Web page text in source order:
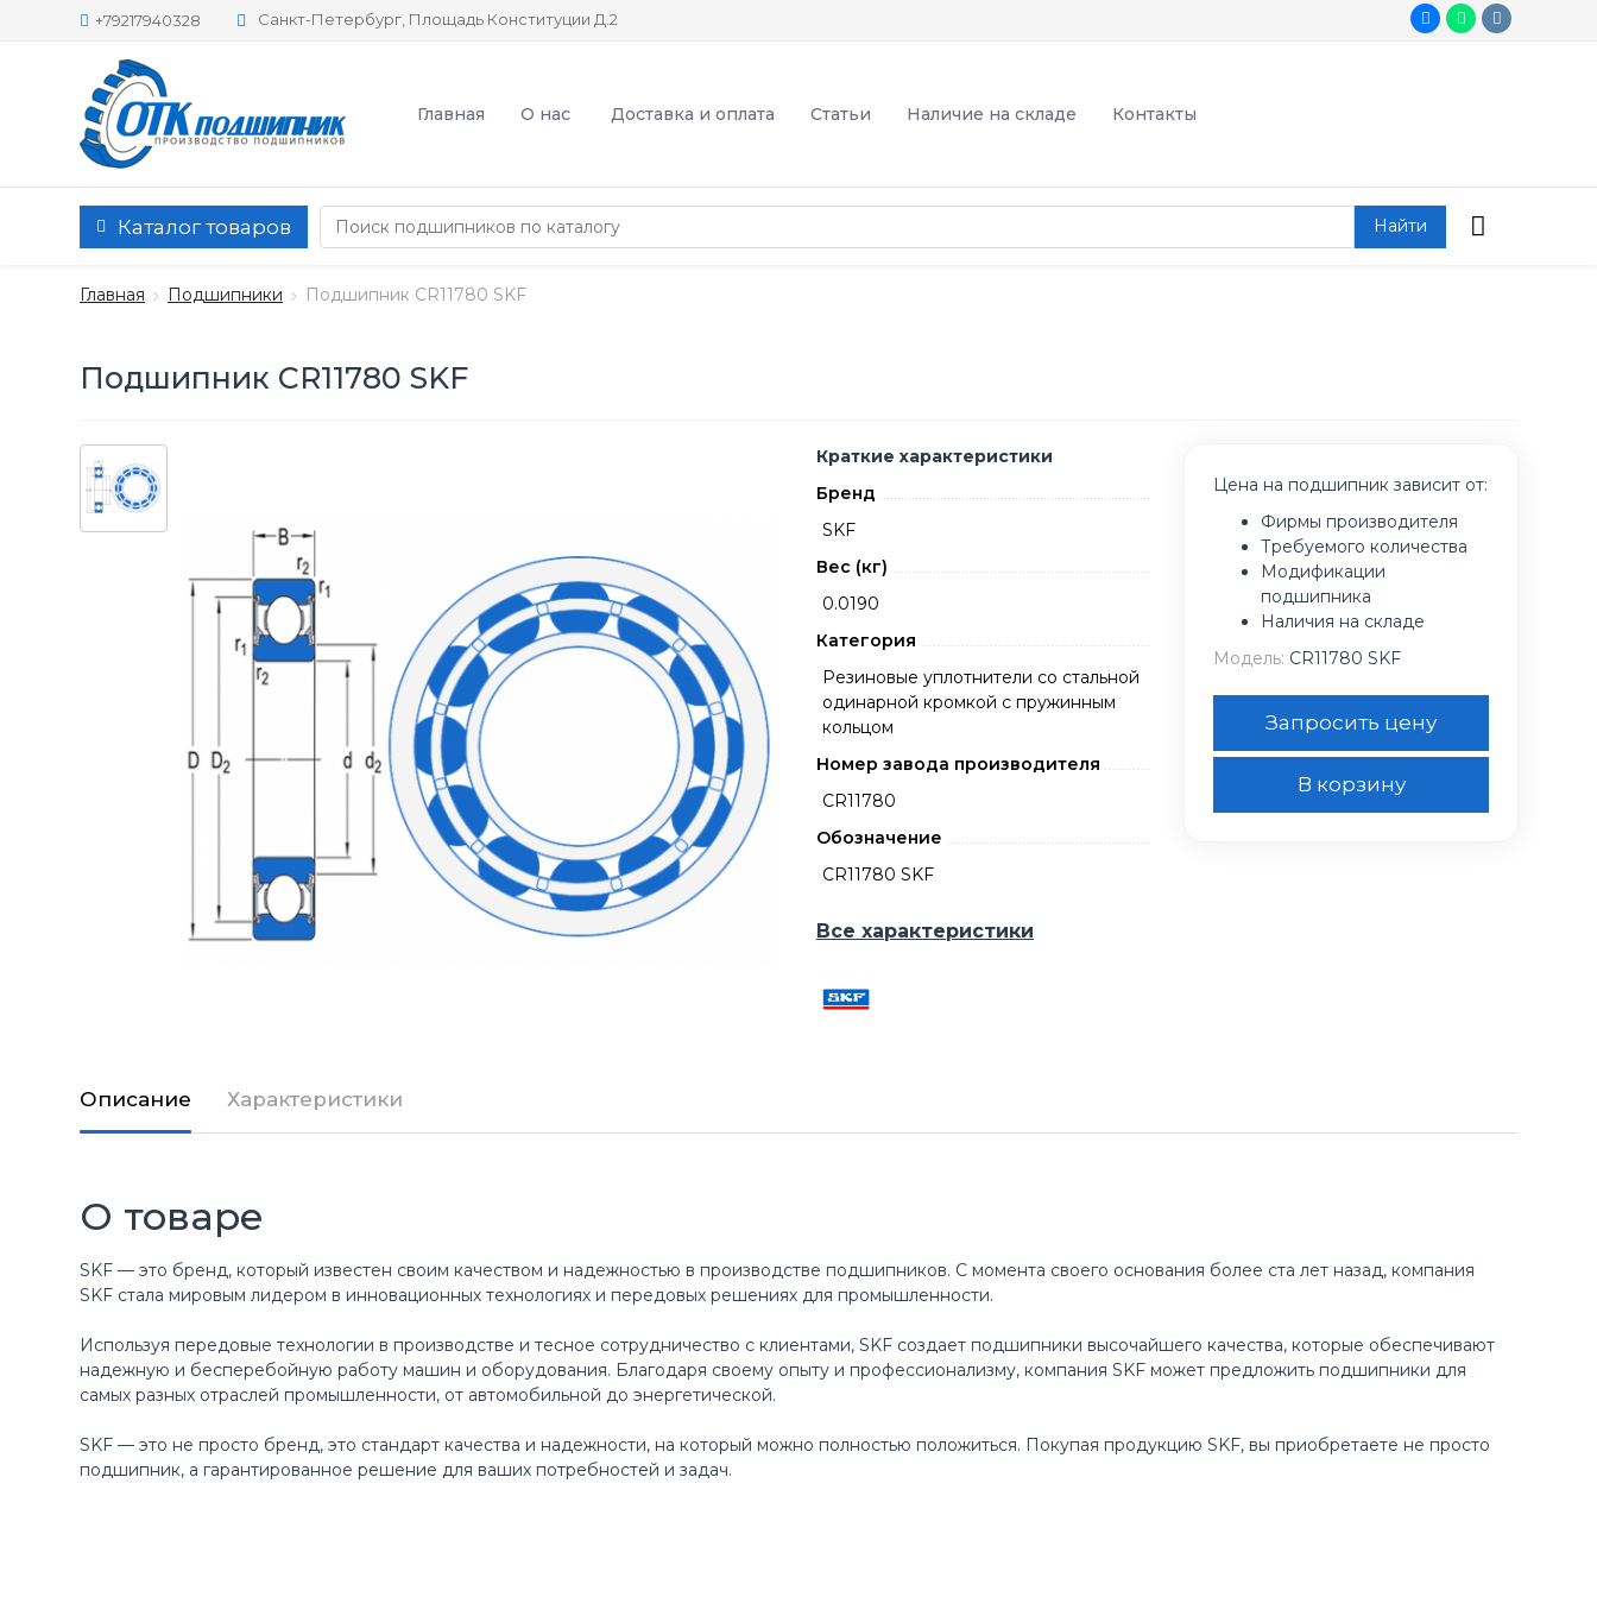
+79217940328 Санкт-Петербург, Площадь Конституции Д.2
Главная О нас Доставка и оплата Статьи Наличие на складе Контакты
Каталог товаров Найти
Главная Подшипники Подшипник CR11780 SKF
Подшипник CR11780 SKF
Краткие характеристики
Бренд
SKF
Вес (кг)
0.0190
Категория
Резиновые уплотнители со стальной
одинарной кромкой с пружинным
кольцом
Номер завода производителя
CR11780
Обозначение
CR11780 SKF
Все характеристики
Цена на подшипник зависит от:
Фирмы производителя
Требуемого количества
Модификации
подшипника
Наличия на складе
Модель: CR11780 SKF
Запросить цену
В корзину
Описание Характеристики
О товаре
SKF — это бренд, который известен своим качеством и надежностью в производстве подшипников. С момента своего основания более ста лет назад, компания
SKF стала мировым лидером в инновационных технологиях и передовых решениях для промышленности.
Используя передовые технологии в производстве и тесное сотрудничество с клиентами, SKF создает подшипники высочайшего качества, которые обеспечивают
надежную и бесперебойную работу машин и оборудования. Благодаря своему опыту и профессионализму, компания SKF может предложить подшипники для
самых разных отраслей промышленности, от автомобильной до энергетической.
SKF — это не просто бренд, это стандарт качества и надежности, на который можно полностью положиться. Покупая продукцию SKF, вы приобретаете не просто
подшипник, а гарантированное решение для ваших потребностей и задач.